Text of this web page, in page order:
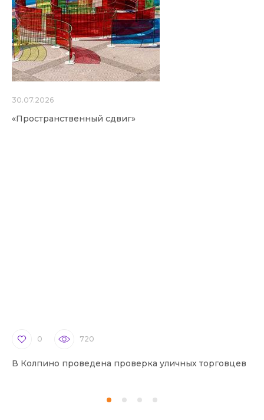
30.07.2026
«Пространственный сдвиг»
0 720
В Колпино проведена проверка уличных торговцев